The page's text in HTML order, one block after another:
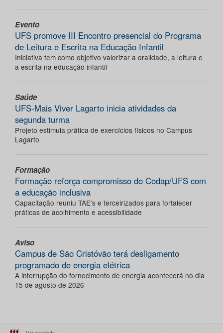
Evento
UFS promove III Encontro presencial do Programa
de Leitura e Escrita na Educação Infantil
Iniciativa tem como objetivo valorizar a oralidade, a leitura e
a escrita na educação infantil
Saúde
UFS-Mais Viver Lagarto inicia atividades da
segunda turma
Projeto estimula prática de exercícios físicos no Campus
Lagarto
Formação
Formação reforça compromisso do Codap/UFS com
a educação inclusiva
Capacitação reuniu TAE’s e terceirizados para fortalecer
práticas de acolhimento e acessibilidade
Aviso
Campus de São Cristóvão terá desligamento
programado de energia elétrica
A interrupção do fornecimento de energia acontecerá no dia
15 de agosto de 2026